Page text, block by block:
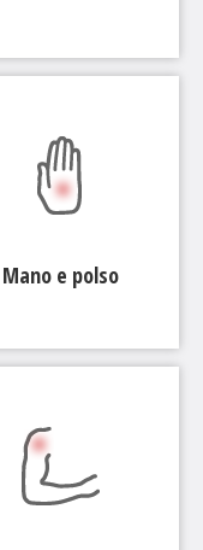
Mano e polso